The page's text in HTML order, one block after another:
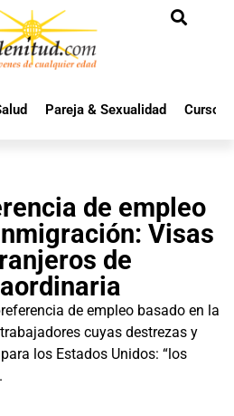
Pareja & Sexualidad Cursos
de empleo
Visas
de
de empleo basado en la
cuyas destrezas y
los Estados Unidos: “los